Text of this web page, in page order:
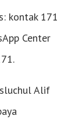
kontak 171
Center
Alif